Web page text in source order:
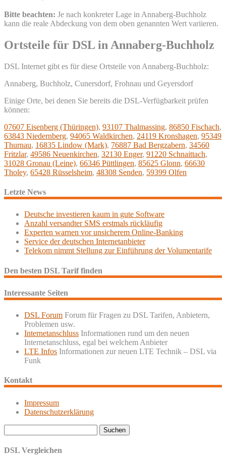
Bitte beachten: Je nach konkreter Lage in Annaberg-Buchholz
kann die reale Abdeckung von dem oben genannten Wert variieren.
Ortsteile für DSL in Annaberg-Buchholz
DSL Internet gibt es für diese Ortsteile von Annaberg-Buchholz:
Annaberg, Buchholz, Cunersdorf, Frohnau und Geyersdorf
Einige Orte, bei denen Sie bereits die DSL-Verfügbarkeit prüfen
können:
07607 Eisenberg (Thüringen), 93107 Thalmassing, 86850 Fischach,
63843 Niedernberg, 94065 Waldkirchen, 24119 Kronshagen, 95349
Thurnau, 16835 Lindow (Mark), 76887 Bad Bergzabern, 34560
Fritzlar, 49586 Neuenkirchen, 32130 Enger, 91220 Schnaittach,
31028 Gronau (Leine), 66346 Püttlingen, 85625 Glonn, 66630
Tholey, 65428 Rüsselsheim, 48308 Senden, 59399 Olfen
Letzte News
Deutsche investieren kaum in gute Software
Anzahl versandter SMS erstmals rückläufig
Experten warnen vor unsicherem Online-Banking
Service der deutschen Internetanbieter
Telekom nimmt Stellung zur Einführung der Volumentarife
Den besten DSL Tarif finden
Interessante Seiten
DSL Forum Forum für Fragen zu DSL Tarifen, Anbietern,
Problemen usw.
Internetanschluss Informationen rund um den neuen
Internetanschluss, egal bei welchem Anbieter
LTE Infos Informationen zur neuen LTE Technik – DSL via
Funk
Kontakt
Impressum
Datenschutzerklärung
nach:
DSL Vergleichen